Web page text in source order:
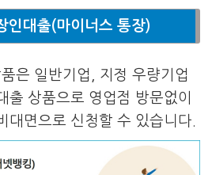
인대출(마이너스 통장)
은 일반기업, 지정 우량기업
출 상품으로 영업점 방문없이
대면으로 신청할 수 있습니다.